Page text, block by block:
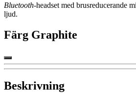
Bluetooth-headset med brusreducerande
ljud.
Färg Graphite
Beskrivning